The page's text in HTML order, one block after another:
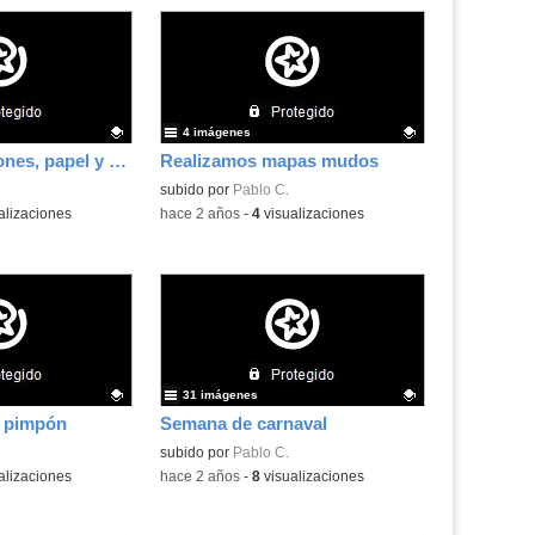
Hacemos canciones, papel y jabones Realizamos mapas mudos
Contenido educativo.
subido por Pablo C.
4 imágenes
-hace 2 años- 4visualizaciones
pimpón Semana de carnaval
Contenido educativo.
subido por Pablo C.
31 imágenes
-hace 2 años- 8visualizaciones